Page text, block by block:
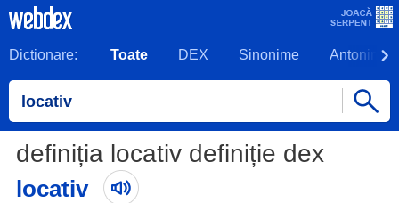
Dictionare: Toate DEX Sinonime Antonime
definiția locativ definiție dex
locativ